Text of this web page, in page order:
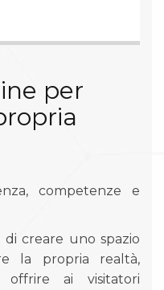
per
competenze e
creare uno spazio
la propria realtà,
ai visitatori